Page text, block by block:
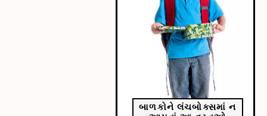
બાળકોને લંચબોક્સમાં ન